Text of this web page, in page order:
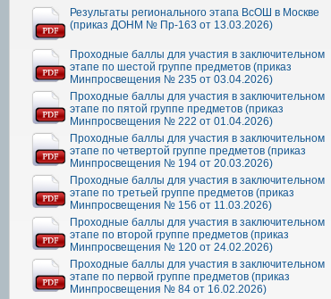
Результаты регионального этапа ВсОШ в Москве
(приказ ДОНМ № Пр-163 от 13.03.2026)
Проходные баллы для участия в заключительном
этапе по шестой группе предметов (приказ
Минпросвещения № 235 от 03.04.2026)
Проходные баллы для участия в заключительном
этапе по пятой группе предметов (приказ
Минпросвещения № 222 от 01.04.2026)
Проходные баллы для участия в заключительном
этапе по четвертой группе предметов (приказ
Минпросвещения № 194 от 20.03.2026)
Проходные баллы для участия в заключительном
этапе по третьей группе предметов (приказ
Минпросвещения № 156 от 11.03.2026)
Проходные баллы для участия в заключительном
этапе по второй группе предметов (приказ
Минпросвещения № 120 от 24.02.2026)
Проходные баллы для участия в заключительном
этапе по первой группе предметов (приказ
Минпросвещения № 84 от 16.02.2026)